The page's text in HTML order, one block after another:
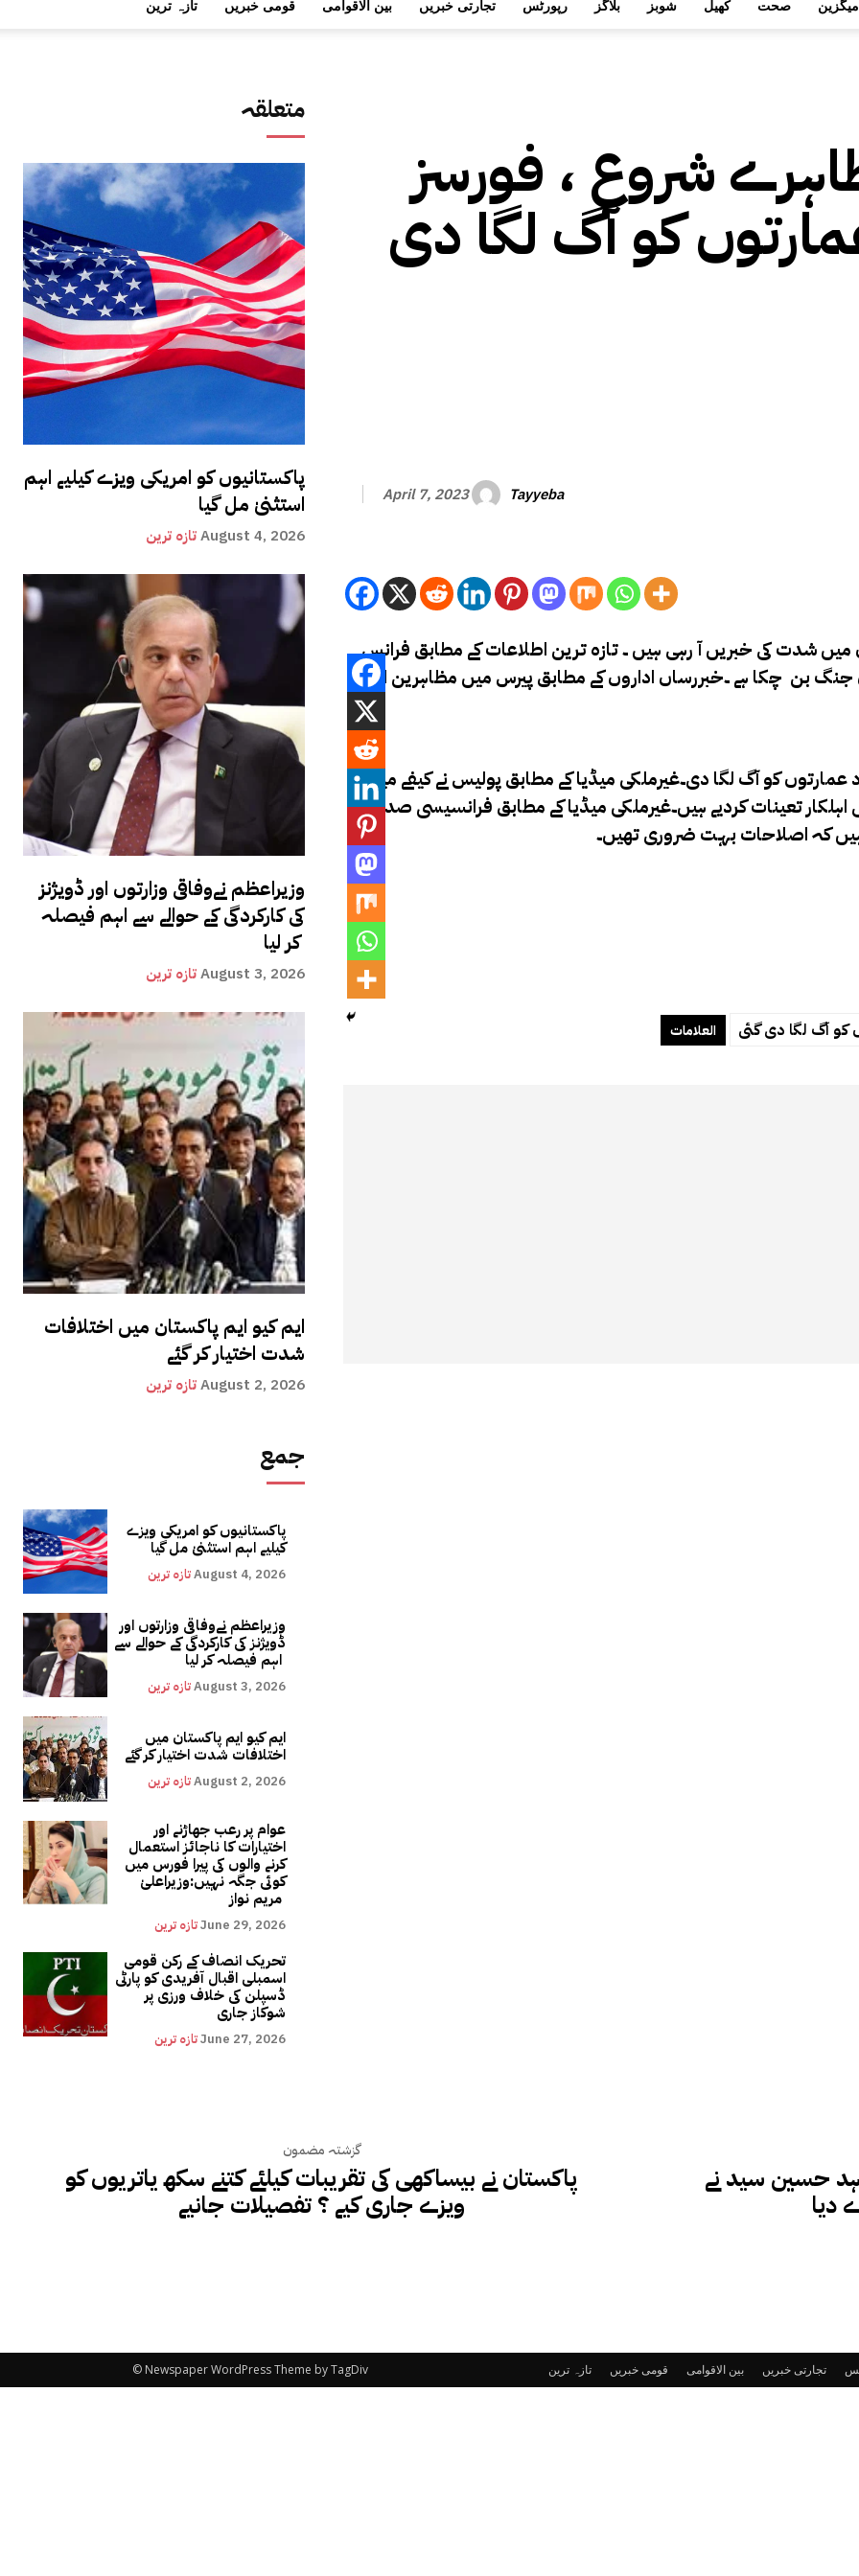
تازہ ترین قومی خبریں بین الاقوامی تجارتی خبریں رپورٹس بلاگز شوبز کھیل صحت میگزین
متعلقہ
پاکستانیوں کو امریکی ویزے کیلیے اہم
استثنیٰ مل گیا
تازہ ترینAugust 4, 2026
وزیراعظم نےوفاقی وزارتوں اور ڈویژنز
کی کارکردگی کے حوالے سے اہم فیصلہ
کر لیا
تازہ ترینAugust 3, 2026
ایم کیو ایم پاکستان میں اختلافات
شدت اختیار کر گئے
تازہ ترینAugust 2, 2026
جمع
پاکستانیوں کو امریکی ویزے
کیلیے اہم استثنیٰ مل گیا
تازہ ترینAugust 4, 2026
وزیراعظم نےوفاقی وزارتوں اور
ڈویژنز کی کارکردگی کے حوالے سے
تازہ ترینAugust 3, 2026
ایم کیو ایم پاکستان میں
اختلافات شدت اختیار کر گئے
تازہ ترینAugust 2, 2026
عوام پر رعب جھاڑنے اور
اختیارات کا ناجائز استعمال
کرنے والوں کی پیرا فورس میں
کوئی جگہ نہیں:وزیراعلیٰ
تازہ ترینJune 29, 2026
تحریک انصاف کے رکن قومی
اسمبلی اقبال آفریدی کو پارٹی
ڈسپلن کی خلاف ورزی پر
شوکاز جاری
تازہ ترینJune 27, 2026
شروع ، فورسز
کو آگ لگا دی
April 7, 2023 Tayyeba
شدت کی خبریں آ رہی ہیں ۔ تازہ ترین اطلاعات کے مطابق فرانس
جنگ بن چکا ہے ۔خبررساں اداروں کے مطابق پیرس میں مظاہرین اور
کو آگ لگا دی۔غیرملکی میڈیا کے مطابق پولیس نے کیفے میں
اہلکار تعینات کردیے ہیں۔غیرملکی میڈیا کے مطابق فرانسیسی صدر
کہ اصلاحات بہت ضروری تھیں۔
العلامات کو آگ لگا دی گئی
گزشتہ مضمون
پاکستان نے بیساکھی کی تقریبات کیلئے کتنے سکھ یاتریوں کو
ویزے جاری کیے ؟ تفصیلات جانیے
حسین سید نے
دیا
تازہ ترین قومی خبریں بین الاقوامی تجارتی خبریں © Newspaper WordPress Theme by TagDiv